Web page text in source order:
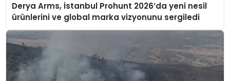
Derya Arms, İstanbul Prohunt 2026’da yeni nesil
ürünlerini ve global marka vizyonunu sergiledi